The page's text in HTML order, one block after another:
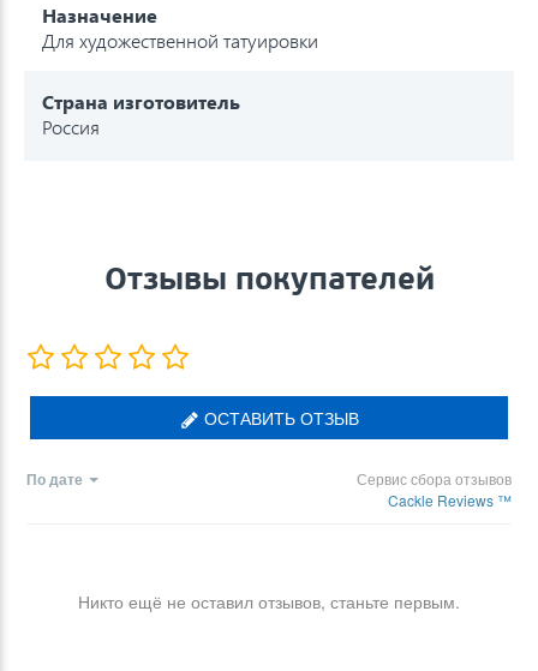
Назначение
Для художественной татуировки
Страна изготовитель
Россия
Отзывы покупателей
ОСТАВИТЬ ОТЗЫВ
По дате
Сервис сбора отзывов
Cackle Reviews ™
Никто ещё не оставил отзывов, станьте первым.